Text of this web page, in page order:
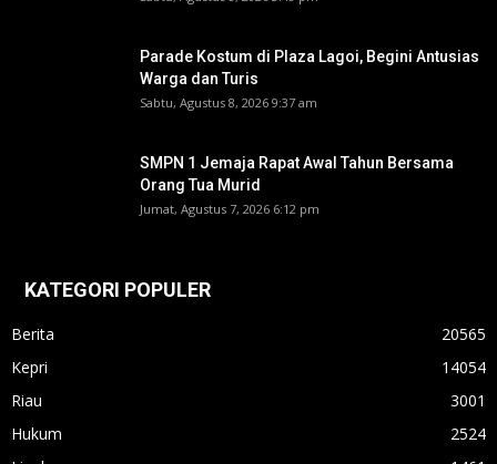
Parade Kostum di Plaza Lagoi, Begini Antusias
Warga dan Turis
Sabtu, Agustus 8, 2026 9:37 am
SMPN 1 Jemaja Rapat Awal Tahun Bersama
Orang Tua Murid ‎
Jumat, Agustus 7, 2026 6:12 pm
KATEGORI POPULER
Berita
20565
Kepri
14054
Riau
3001
Hukum
2524